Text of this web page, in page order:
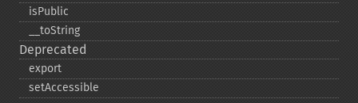
isPublic
_​_​toString
Deprecated
export
setAccessible